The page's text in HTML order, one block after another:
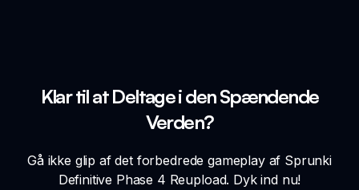
Klar til at Deltage i den Spændende
Verden?
Gå ikke glip af det forbedrede gameplay af Sprunki
Definitive Phase 4 Reupload. Dyk ind nu!